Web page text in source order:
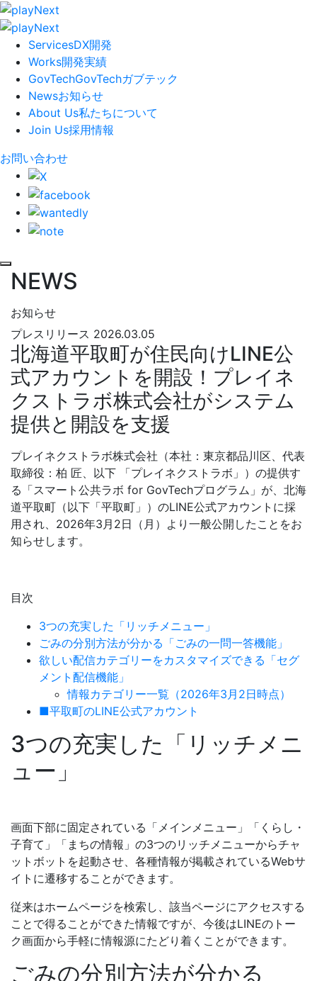
ServicesDX開発
Works開発実績
GovTechGovTechガブテック
Newsお知らせ
About Us私たちについて
Join Us採用情報
お問い合わせ
NEWS
お知らせ
プレスリリース 2026.03.05
北海道平取町が住民向けLINE公
式アカウントを開設！プレイネ
クストラボ株式会社がシステム
提供と開設を支援
プレイネクストラボ株式会社（本社：東京都品川区、代表
取締役：柏 匠、以下 「プレイネクストラボ」）の提供す
る「スマート公共ラボ for GovTechプログラム」が、北海
道平取町（以下「平取町」）のLINE公式アカウントに採
用され、2026年3月2日（月）より一般公開したことをお
知らせします。
目次
3つの充実した「リッチメニュー」
ごみの分別方法が分かる「ごみの一問一答機能」
欲しい配信カテゴリーをカスタマイズできる「セグ
メント配信機能」
情報カテゴリー一覧（2026年3月2日時点）
■平取町のLINE公式アカウント
3つの充実した「リッチメニ
ュー」
画面下部に固定されている「メインメニュー」「くらし・
子育て」「まちの情報」の3つのリッチメニューからチャ
ットボットを起動させ、各種情報が掲載されているWebサ
イトに遷移することができます。
従来はホームページを検索し、該当ページにアクセスする
ことで得ることができた情報ですが、今後はLINEのトー
ク画面から手軽に情報源にたどり着くことができます。
ごみの分別方法が分かる